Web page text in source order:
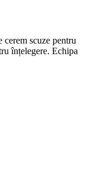
scuze pentru
înțelegere. Echipa